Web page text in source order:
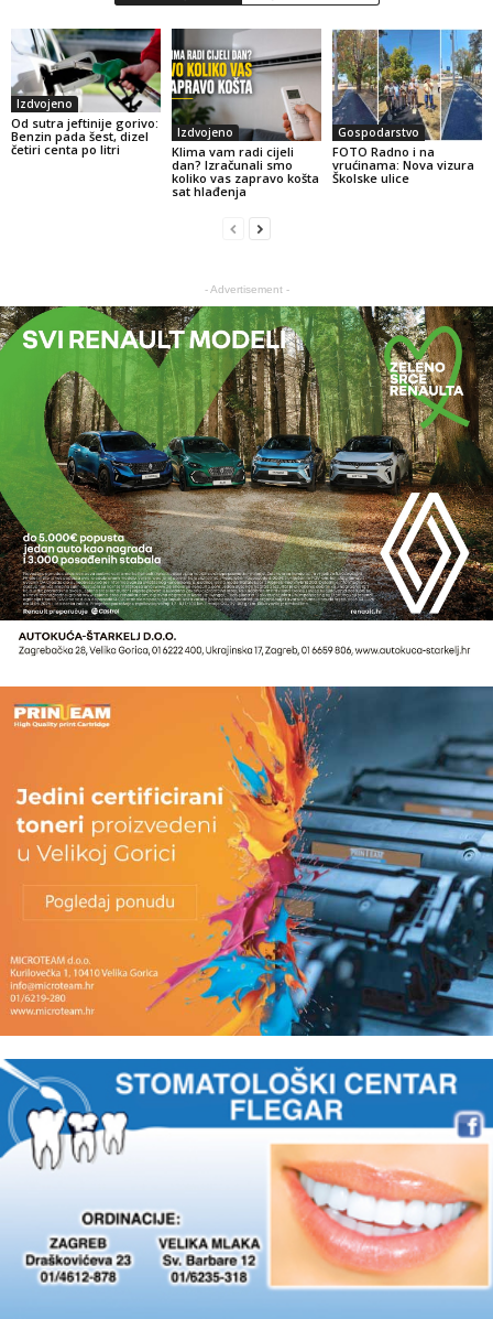
Izdvojeno
Od sutra jeftinije gorivo:
Benzin pada šest, dizel
četiri centa po litri
Izdvojeno
Klima vam radi cijeli
dan? Izračunali smo
koliko vas zapravo košta
sat hlađenja
Gospodarstvo
FOTO Radno i na
vrućinama: Nova vizura
Školske ulice
- Advertisement -